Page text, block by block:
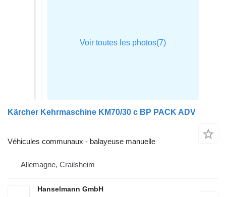
Kärcher Kehrmaschine KM70/30 c BP PACK ADV
Véhicules communaux - balayeuse manuelle
Allemagne, Crailsheim
Hanselmann GmbH